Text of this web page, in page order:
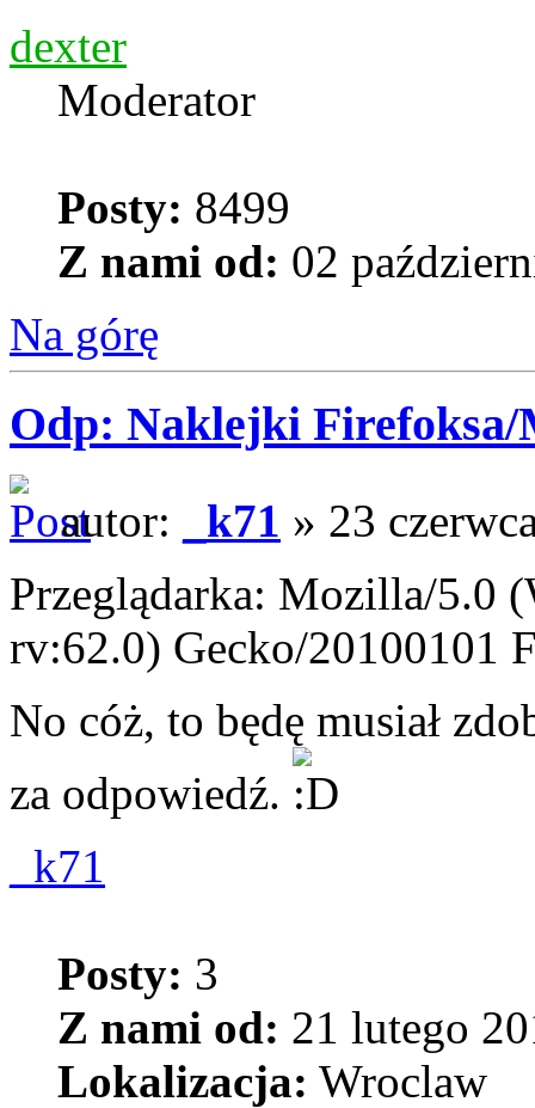
dexter
Moderator
Posty: 8499
Z nami od: 02
Na górę
Odp: Naklejki
autor: _k71 » 23
Przeglądarka: Mozilla/5.0
rv:62.0) Gecko/20100101
No cóż, to będę musiał
za odpowiedź.
_k71
Posty: 3
Z nami od: 21 lutego
Lokalizacja: Wroclaw